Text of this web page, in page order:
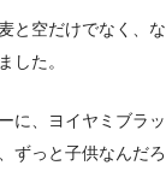
と空だけでなく、
した。
に、ヨイヤミブラ
ずっと子供なんだ